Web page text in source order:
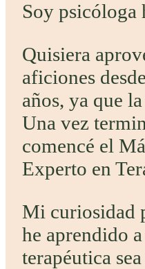
Soy psicóloga
Quisiera
aficiones
años, ya que
Una vez
comencé el
Experto en
Mi curiosidad
he aprendido
terapéutica